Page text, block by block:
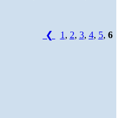
❮ 1 , 2, 3, 4, 5, 6